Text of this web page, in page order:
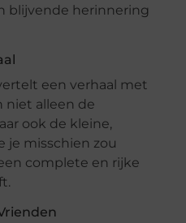
blijvende herinnering
een verhaal met
niet alleen de
ook de kleine,
misschien zou
complete en rijke